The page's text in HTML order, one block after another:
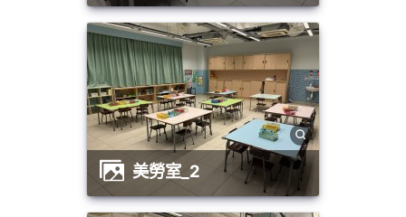
美勞室_2